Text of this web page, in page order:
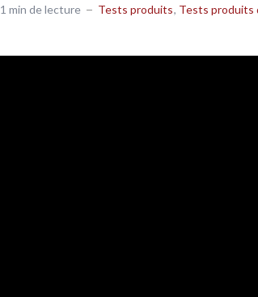
1 min de lecture Tests produits Tests produits